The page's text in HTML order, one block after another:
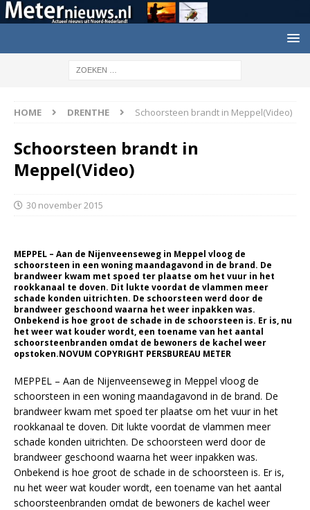
HOME DRENTHE Schoorsteen brandt in Meppel(Video)
Schoorsteen brandt in
Meppel(Video)
30 november 2015
MEPPEL – Aan de Nijenveenseweg in Meppel vloog de
schoorsteen in een woning maandagavond in de brand. De
brandweer kwam met spoed ter plaatse om het vuur in het
rookkanaal te doven. Dit lukte voordat de vlammen meer
schade konden uitrichten. De schoorsteen werd door de
brandweer geschoond waarna het weer inpakken was.
Onbekend is hoe groot de schade in de schoorsteen is. Er is, nu
het weer wat kouder wordt, een toename van het aantal
schoorsteenbranden omdat de bewoners de kachel weer
opstoken.NOVUM COPYRIGHT PERSBUREAU METER
MEPPEL – Aan de Nijenveenseweg in Meppel vloog de
schoorsteen in een woning maandagavond in de brand. De
brandweer kwam met spoed ter plaatse om het vuur in het
rookkanaal te doven. Dit lukte voordat de vlammen meer
schade konden uitrichten. De schoorsteen werd door de
brandweer geschoond waarna het weer inpakken was.
Onbekend is hoe groot de schade in de schoorsteen is. Er is,
nu het weer wat kouder wordt, een toename van het aantal
schoorsteenbranden omdat de bewoners de kachel weer